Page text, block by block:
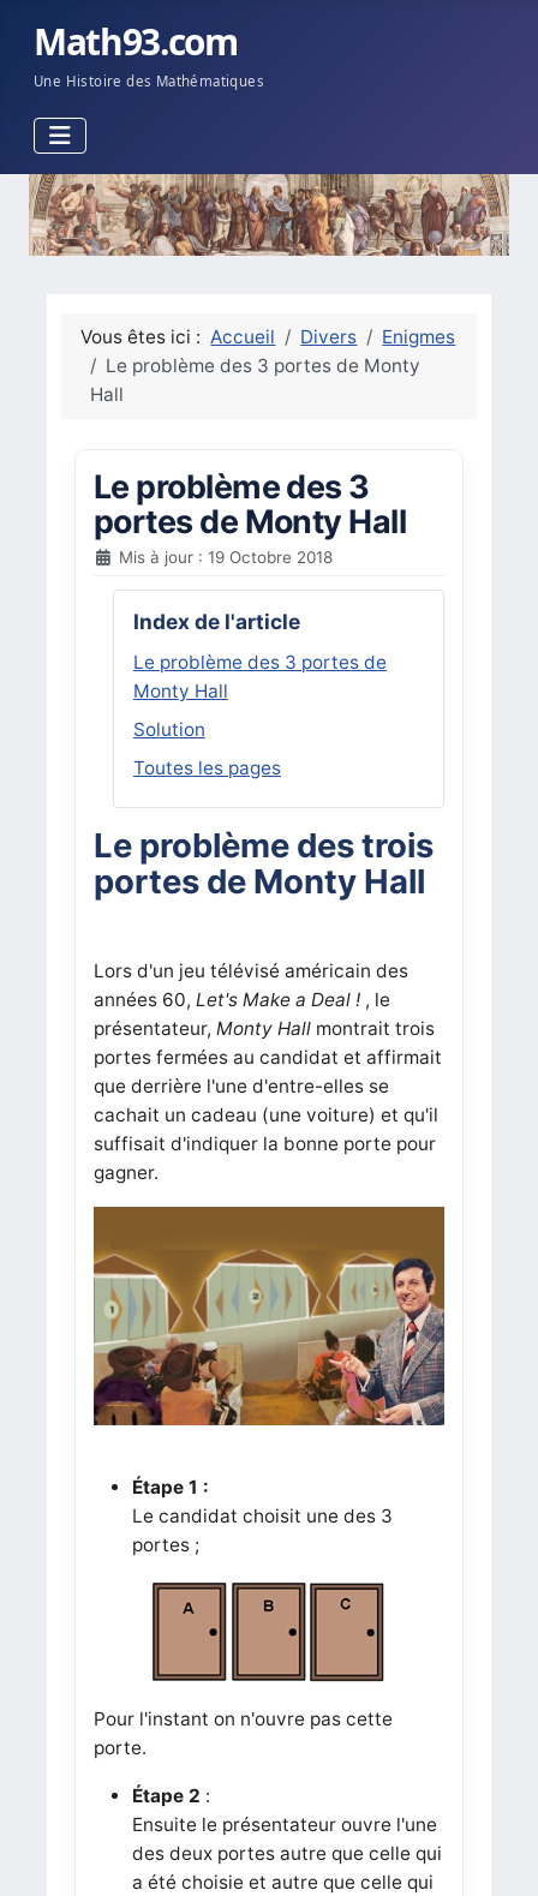
Math93.com
Une Histoire des Mathématiques
Vous êtes ici : Accueil Divers
Enigmes
Le problème des 3 portes de Monty
Hall
Le problème des 3
portes de Monty Hall
Mis à jour : 19 Octobre 2018
Index de l'article
Le problème des 3 portes de
Monty Hall
Solution
Toutes les pages
Le problème des trois
portes de Monty Hall
Lors d'un jeu télévisé américain des
années 60, Let's Make a Deal !, le
présentateur, Monty Hallmontrait trois
portes fermées au candidat et affirmait
que derrière l'une d'entre-elles se
cachait un cadeau (une voiture) et qu'il
suffisait d'indiquer la bonne porte pour
gagner.
Étape 1 :
Le candidat choisit une des 3
portes ;
Pour l'instant on n'ouvre pas cette
porte.
Étape 2 :
Ensuite le présentateur ouvre l'une
des deux portes autre que celle qui
a été choisie et autre que celle qui